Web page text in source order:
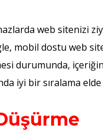
web sitenizi
mobil dostu web
durumunda,
iyi bir sıralama